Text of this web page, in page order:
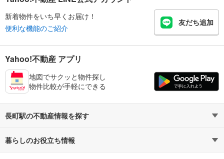
新着物件をいち早くお届け！
便利な機能のご紹介
友だち追加
Yahoo!不動産 アプリ
地図でサクッと物件探し
物件比較が手軽にできる
長町駅の不動産情報を探す
不動産・住宅
暮らしのお役立ち情報